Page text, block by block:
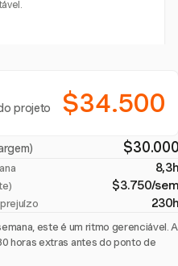
projeto $34.500
$3.750/
este é um ritmo gerenciável. A
horas extras antes do ponto de